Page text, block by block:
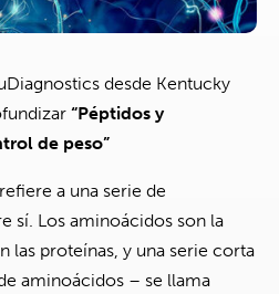
desde Kentucky
“Péptidos y
de peso”
a una serie de
sí. Los aminoácidos son la
las proteínas, y una serie corta
aminoácidos – se llama